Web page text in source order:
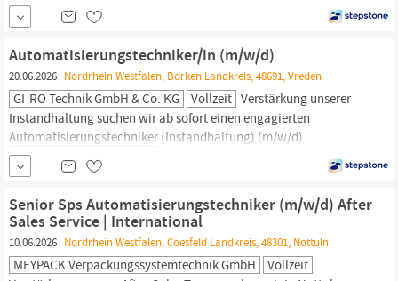
Instandhaltung an elektronischen Einrichtungen und Anlagen zur
Sicherstellung eines störungsfreien Schichtbetriebs nahtlose
Schichtübergabe sowie Kommunikation aller relevanten
Informationen an die Schichtleiter...
Automatisierungstechniker/in (m/w/d)
20.06.2026 Nordrhein Westfalen, Borken Landkreis, 48691, Vreden
GI-RO Technik GmbH & Co. KG Vollzeit Verstärkung unserer
Instandhaltung suchen wir ab sofort einen engagierten
Automatisierungstechniker (Instandhaltung) (m/w/d).
Sicherstellung der Anlagenverfügbarkeit durch Fehlerdiagnose
und Störungsbeseitigung an unseren Produktionsanlagen
Programmierung, Anpassung und Optimierung von SPS-
Steuerungen Aufbau, Wartung und Umbau von
Senior Sps Automatisierungstechniker (m/w/d) After
Sales Service | International
10.06.2026 Nordrhein Westfalen, Coesfeld Landkreis, 48301, Nottuln
MEYPACK Verpackungssystemtechnik GmbH
Vollzeit